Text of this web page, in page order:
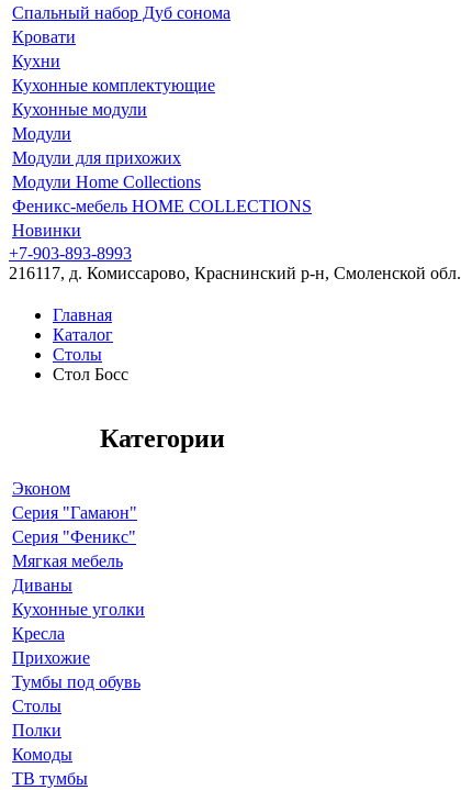
Спальный набор Дуб сонома
Кровати
Кухни
Кухонные комплектующие
Кухонные модули
Модули
Модули для прихожих
Модули Home Collections
Феникс-мебель HOME COLLECTIONS
Новинки
+7-903-893-8993
216117, д. Комиссарово, Краснинский р-н, Смоленской обл.
Главная
Каталог
Столы
Стол Босс
Категории
Эконом
Серия "Гамаюн"
Серия "Феникс"
Мягкая мебель
Диваны
Кухонные уголки
Кресла
Прихожие
Тумбы под обувь
Столы
Полки
Комоды
ТВ тумбы